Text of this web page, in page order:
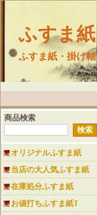
ふすま
ふすま紙・掛け
商品検索
オリジナルふすま紙
当店の大人気ふすま紙
在庫処分ふすま紙
お値打ちふすま紙T